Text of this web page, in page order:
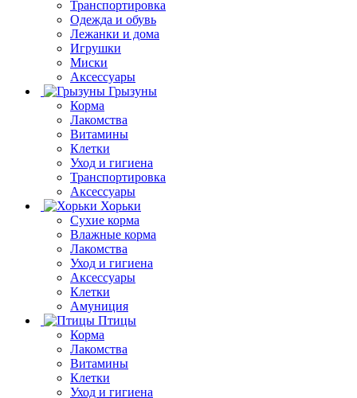
Транспортировка
Одежда и обувь
Лежанки и дома
Игрушки
Миски
Аксессуары
Грызуны
Корма
Лакомства
Витамины
Клетки
Уход и гигиена
Транспортировка
Аксессуары
Хорьки
Сухие корма
Влажные корма
Лакомства
Уход и гигиена
Аксессуары
Клетки
Амуниция
Птицы
Корма
Лакомства
Витамины
Клетки
Уход и гигиена